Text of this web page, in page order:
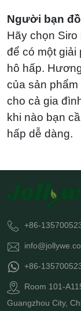
Người bạn
Hãy chọn Siro
để có một giải
hô hấp.
của sản
cho cả gia
khi nào bạn
hấp dễ dàng.
+86-
+86-
Room 101-
Guangzhou City,